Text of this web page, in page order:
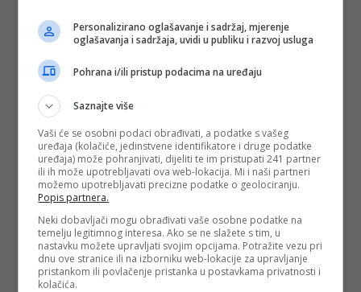
Personalizirano oglašavanje i sadržaj, mjerenje
oglašavanja i sadržaja, uvidi u publiku i razvoj usluga
Pohrana i/ili pristup podacima na uređaju
Saznajte više
Vaši će se osobni podaci obrađivati, a podatke s vašeg
uređaja (kolačiće, jedinstvene identifikatore i druge podatke
uređaja) može pohranjivati, dijeliti te im pristupati 241 partner
ili ih može upotrebljavati ova web-lokacija. Mi i naši partneri
možemo upotrebljavati precizne podatke o geolociranju.
Popis partnera.
Neki dobavljači mogu obrađivati vaše osobne podatke na
temelju legitimnog interesa. Ako se ne slažete s tim, u
nastavku možete upravljati svojim opcijama. Potražite vezu pri
dnu ove stranice ili na izborniku web-lokacije za upravljanje
pristankom ili povlačenje pristanka u postavkama privatnosti i
kolačića.